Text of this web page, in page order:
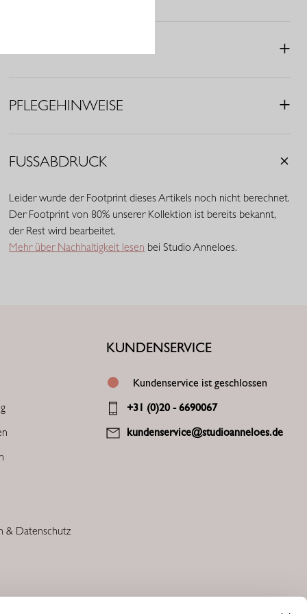
• V-Ausschnitt
Polyamid
herkömmliche Viskose
MERKMALE
PFLEGEHINWEISE
FUSSABDRUCK
Leider wurde der Footprint dieses Artikels noch nicht berechnet.
Der Footprint von 80% unserer Kollektion ist bereits bekannt,
der Rest wird bearbeitet.
Mehr über Nachhaltigkeit lesen bei Studio Anneloes.
& Datenschutz
KUNDENSERVICE
Kundenservice ist geschlossen
+31 (0)20 - 6690067
kundenservice@studioanneloes.de